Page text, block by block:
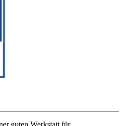
guten Werkstatt für